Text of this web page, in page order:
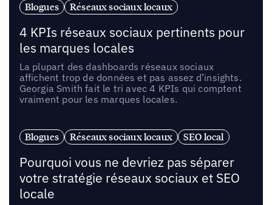
Blogues Réseaux sociaux locaux
4 KPIs réseaux sociaux pertinents pour
les marques locales
La plupart des dashboards réseaux sociaux
affichent trop de données et pas assez d’insights.
Georgia Smith fait le tri avec 4 KPIs qui comptent
vraiment pour les marques locales.
Blogues Réseaux sociaux locaux SEO local
Pourquoi vous ne devriez pas séparer
votre stratégie réseaux sociaux et SEO
locale